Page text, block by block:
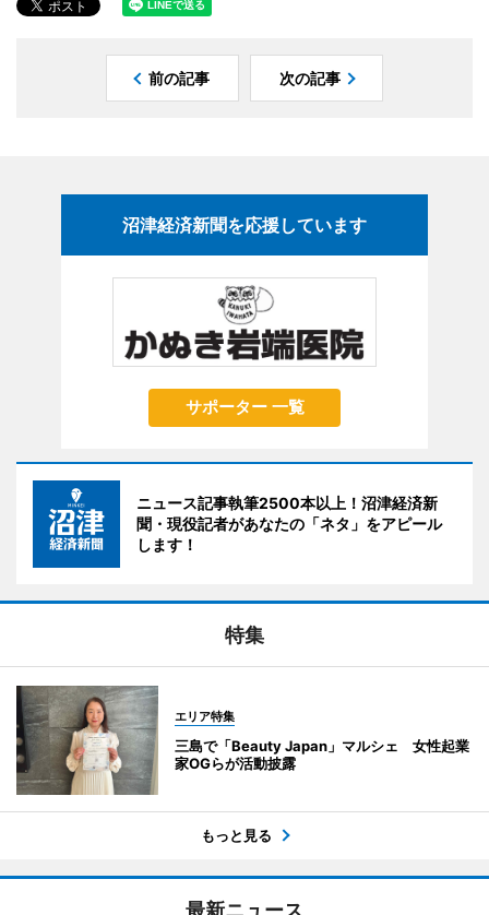
前の記事 次の記事
沼津経済新聞を応援しています
サポーター 一覧
ニュース記事執筆2500本以上！沼津経済新
聞・現役記者があなたの「ネタ」をアピール
します！
特集
エリア特集
三島で「Beauty Japan」マルシェ 女性起業
家OGらが活動披露
もっと見る
最新ニュース